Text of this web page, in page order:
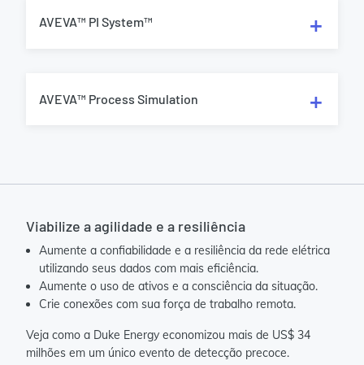
AVEVA™ PI System™
AVEVA™ Process Simulation
Viabilize a agilidade e a resiliência
Aumente a confiabilidade e a resiliência da rede elétrica
utilizando seus dados com mais eficiência.
Aumente o uso de ativos e a consciência da situação.
Crie conexões com sua força de trabalho remota.
Veja como a Duke Energy economizou mais de US$ 34
milhões em um único evento de detecção precoce.